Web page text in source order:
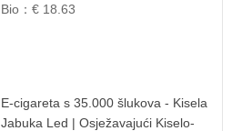
Bio：€ 18.63
E-cigareta s 35.000 šlukova - Kisela
Jabuka Led | Osježavajući Kiselo-